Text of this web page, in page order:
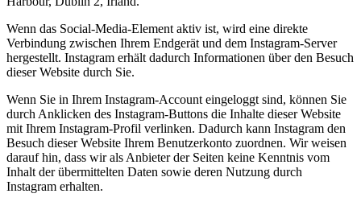
Wenn das Social-Media-Element aktiv ist, wird eine direkte
Verbindung zwischen Ihrem Endgerät und dem Instagram-Server
hergestellt. Instagram erhält dadurch Informationen über den Besuch
dieser Website durch Sie.
Wenn Sie in Ihrem Instagram-Account eingeloggt sind, können Sie
durch Anklicken des Instagram-Buttons die Inhalte dieser Website
mit Ihrem Instagram-Profil verlinken. Dadurch kann Instagram den
Besuch dieser Website Ihrem Benutzerkonto zuordnen. Wir weisen
darauf hin, dass wir als Anbieter der Seiten keine Kenntnis vom
Inhalt der übermittelten Daten sowie deren Nutzung durch
Instagram erhalten.